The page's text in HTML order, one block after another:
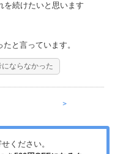
を続けたいと思います
と言っています。
にならなかった
＞
ください。